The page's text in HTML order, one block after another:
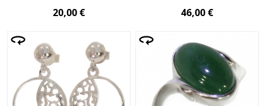
20,00 € 46,00 €